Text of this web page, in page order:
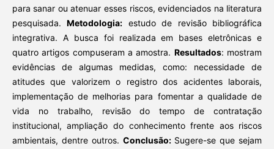
para sanar ou atenuar esses riscos, evidenciados na literatura
pesquisada.Metodologia: estudo de revisão bibliográfica
integrativa. A busca foi realizada em bases eletrônicas e
quatro artigos compuseram a amostra. Resultados: mostram
evidências de algumas medidas, como: necessidade de
atitudes que valorizem o registro dos acidentes laborais,
implementação de melhorias para fomentar a qualidade de
vida no trabalho, revisão do tempo de contratação
institucional, ampliação do conhecimento frente aos riscos
ambientais, dentre outros. Conclusão:Sugere-se que sejam